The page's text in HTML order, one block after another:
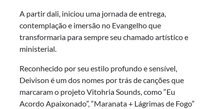
A partir dali, iniciou uma jornada de entrega,
contemplação e imersão no Evangelho que
transformaria para sempre seu chamado artístico e
ministerial.
Reconhecido por seu estilo profundo e sensível,
Deivison é um dos nomes por trás de canções que
marcaram o projeto Vitohria Sounds, como “Eu
Acordo Apaixonado”, “Maranata + Lágrimas de Fogo”